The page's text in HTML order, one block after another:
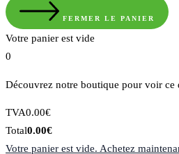
FERMER LE PANIER
Votre panier est vide
0
Découvrez notre boutique pour voir ce
Montant
de
la
TVA0.00€
Total
du
Total0.00€
Votre panier est vide. Achetez